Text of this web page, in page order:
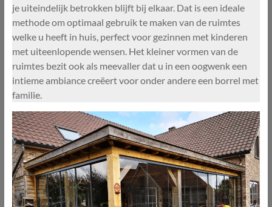
je uiteindelijk betrokken blijft bij elkaar. Dat is een ideale
methode om optimaal gebruik te maken van de ruimtes
welke u heeft in huis, perfect voor gezinnen met kinderen
met uiteenlopende wensen. Het kleiner vormen van de
ruimtes bezit ook als meevaller dat u in een oogwenk een
intieme ambiance creëert voor onder andere een borrel met
familie.